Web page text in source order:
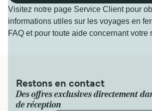
Visitez notre page Service Client pour
informations utiles sur les voyages en
FAQ et pour toute aide concernant votre
Restons en contact
Des offres exclusives directement
de réception